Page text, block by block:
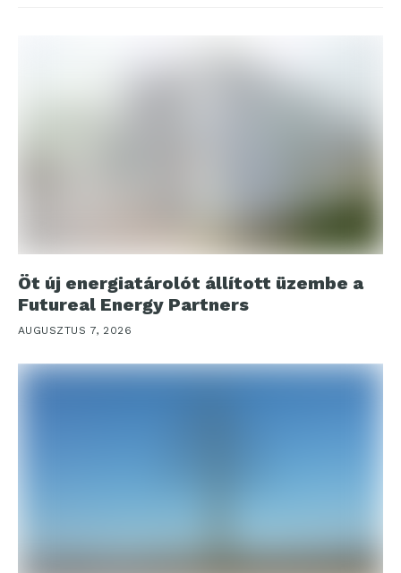
Öt új energiatárolót állított üzembe a
Futureal Energy Partners
AUGUSZTUS 7, 2026